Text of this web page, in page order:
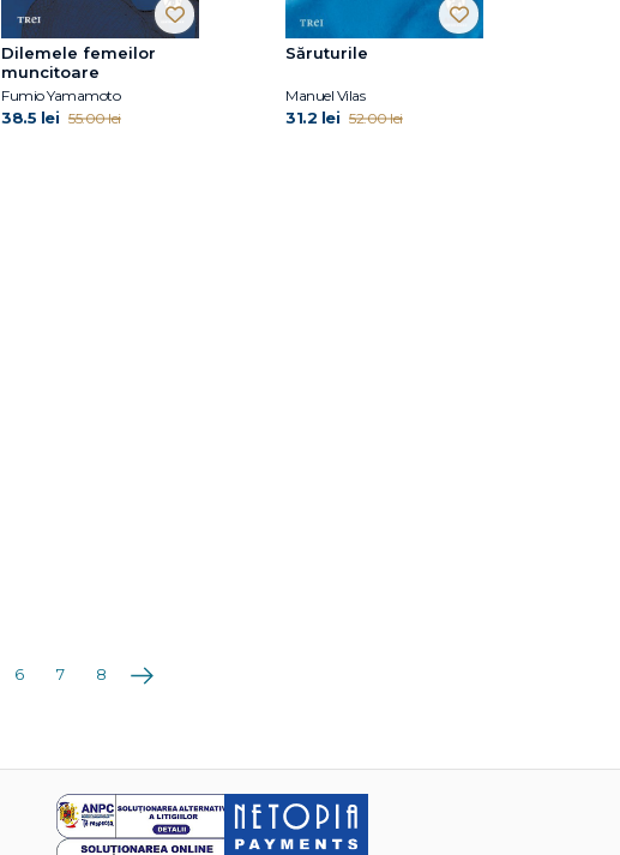
Dilemele femeilor
muncitoare
Fumio Yamamoto
38.5 lei 55.00 lei
Săruturile
Manuel Vilas
31.2 lei 52.00 lei
6 7 8 Următoarea